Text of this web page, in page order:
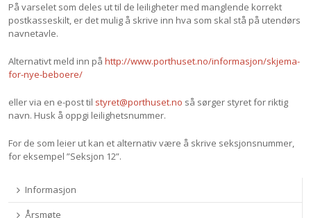
På varselet som deles ut til de leiligheter med manglende korrekt
postkasseskilt, er det mulig å skrive inn hva som skal stå på utendørs
navnetavle.
Alternativt meld inn påhttp://www.porthuset.no/informasjon/skjema-
for-nye-beboere/
eller via en e-post til styret@porthuset.no så sørger styret for riktig
navn. Husk å oppgi leilighetsnummer.
For de som leier ut kan et alternativ være å skrive seksjonsnummer,
for eksempel ”Seksjon 12”.
Informasjon
Årsmøte